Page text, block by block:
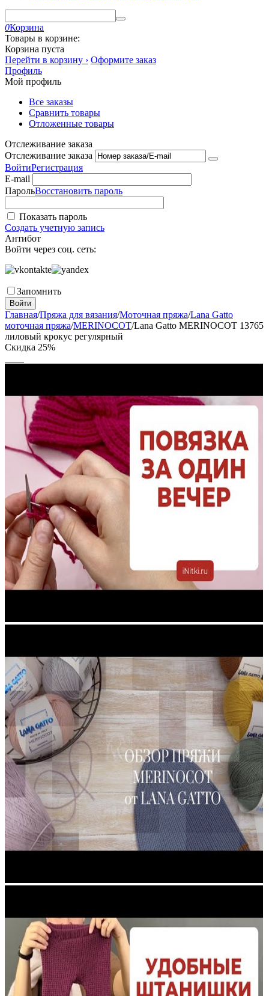
0Корзина
Товары в корзине:
Корзина пуста
Перейти в корзину › Оформите заказ
Профиль
Мой профиль
Все заказы
Сравнить товары
Отложенные товары
Отслеживание заказа
Отслеживание заказа
ВойтиРегистрация
E-mail
ПарольВосстановить пароль
Показать пароль
Создать учетную запись
Антибот
Войти через соц. сеть:
Запомнить
Войти
Главная/Пряжа для вязания/Моточная пряжа/Lana Gatto
моточная пряжа/MERINOCOT/Lana Gatto MERINOCOT 13765
лиловый крокус регулярный
Скидка 25%